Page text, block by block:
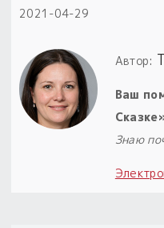
Пыльный сундучок
большое обновление
Товары со скидкой
Новинки
2021-04-29
Автор:
Ваш
Знаю